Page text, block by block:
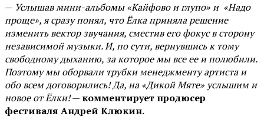
— Услышав мини-альбомы «Кайфово и глупо» и «Надо
проще», я сразу понял, что Ёлка приняла решение
изменить вектор звучания, сместив его фокус в сторону
независимой музыки. И, по сути, вернувшись к тому
свободному дыханию, за которое мы все ее и полюбили.
Поэтому мы оборвали трубки менеджменту артиста и
обо всем договорились! Да, на «Дикой Мяте» услышим и
новое от Ёлки!— комментирует продюсер
фестиваля Андрей Клюкин.